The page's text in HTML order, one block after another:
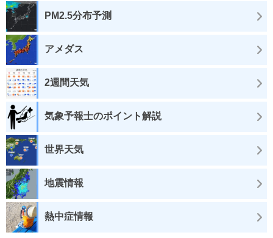
PM2.5分布予測
アメダス
2週間天気
気象予報士のポイント解説
世界天気
地震情報
熱中症情報